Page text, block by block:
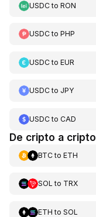
USDCto RON
USDCto PHP
USDCto EUR
USDCto JPY
USDCto CAD
De cripto a cripto
BTCto ETH
SOL to TRX
ETH to SOL